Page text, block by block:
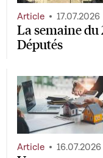
La semaine du
Députés
Article 17.07.2026
Article 16.07.2026